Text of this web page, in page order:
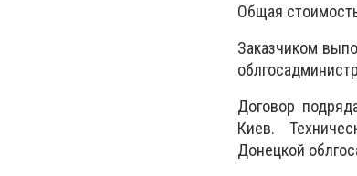
Общая
Заказчиком
Договор
Киев.
Донецкой